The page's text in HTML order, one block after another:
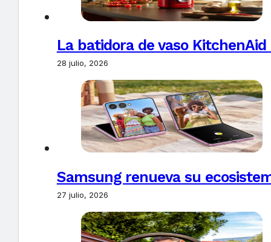
La batidora de vaso
28 julio, 2026
Samsung renueva su
27 julio, 2026